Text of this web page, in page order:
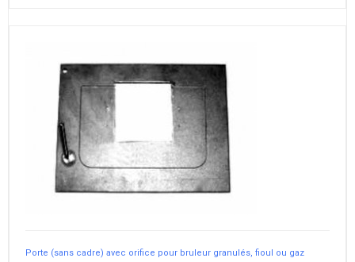
Porte (sans cadre) avec orifice pour bruleur granulés, fioul ou gaz